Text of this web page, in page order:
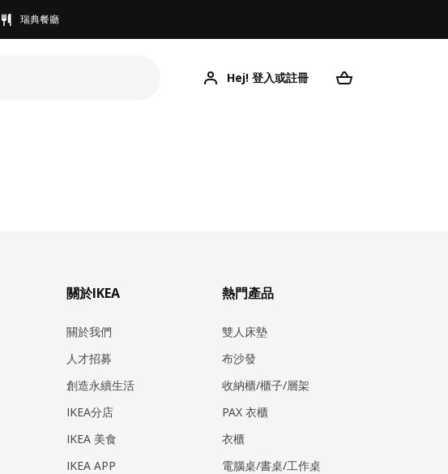
瑞典餐廳
Hej! 登入或註冊
關於IKEA
關於我們
人才招募
創造永續生活
IKEA分店
IKEA 美食
IKEA APP
熱門產品
雙人床墊
布沙發
收納櫃/櫃子/層架
PAX 衣櫃
衣櫃
電腦桌/書桌/工作桌